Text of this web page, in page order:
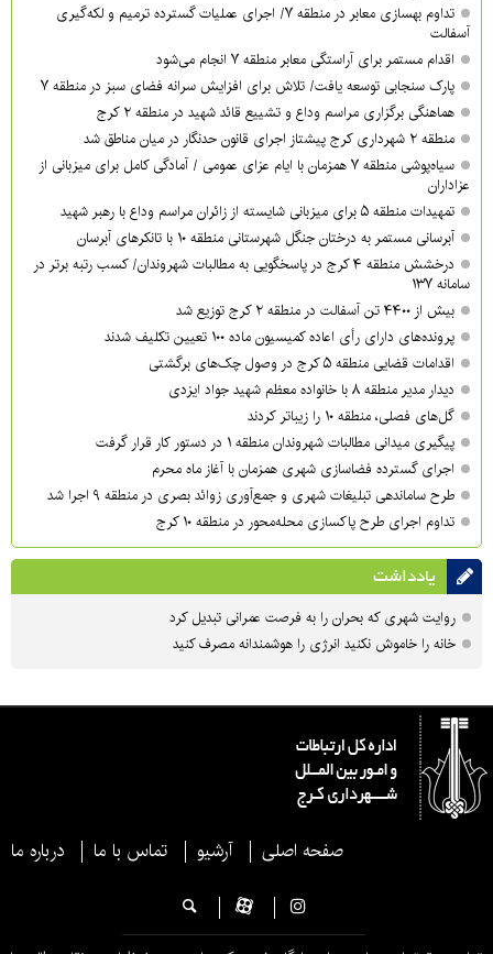
تداوم بهسازی معابر در منطقه ۷/ اجرای عملیات گسترده ترمیم و لکه‌گیری
آسفالت
اقدام مستمر برای آراستگی معابر منطقه ۷ انجام می‌شود
پارک سنجابی توسعه یافت/ تلاش برای افزایش سرانه فضای سبز در منطقه ۷
هماهنگی برگزاری مراسم وداع و تشییع قائد شهید در منطقه ۲ کرج
منطقه ۲ شهرداری کرج پیشتاز اجرای قانون حدنگار در میان مناطق شد
سیاه‌پوشی منطقه ۷ همزمان با ایام عزای عمومی / آمادگی کامل برای میزبانی از
عزاداران
تمهیدات منطقه ۵ برای میزبانی شایسته از زائران مراسم وداع با رهبر شهید
آبرسانی مستمر به درختان جنگل شهرستانی منطقه ۱۰ با تانکرهای آبرسان
درخشش منطقه ۴ کرج در پاسخگویی به مطالبات شهروندان/ کسب رتبه برتر در
سامانه ۱۳۷
بیش از ۴۴۰۰ تن آسفالت در منطقه ۲ کرج توزیع شد
پرونده‌های دارای رأی اعاده کمیسیون ماده ۱۰۰ تعیین تکلیف شدند
اقدامات قضایی منطقه ۵ کرج در وصول چک‌های برگشتی
دیدار مدیر منطقه ۸ با خانواده معظم شهید جواد ایزدی
گل‌های فصلی، منطقه ۱۰ را زیباتر کردند
پیگیری میدانی مطالبات شهروندان منطقه ۱ در دستور کار قرار گرفت
اجرای گسترده فضاسازی شهری همزمان با آغاز ماه محرم
طرح ساماندهی تبلیغات شهری و جمع‌آوری زوائد بصری در منطقه ۹ اجرا شد
تداوم اجرای طرح پاکسازی محله‌محور در منطقه ۱۰ کرج
یادداشت
روایت شهری که بحران را به فرصت عمرانی تبدیل کرد
خانه را خاموش نکنید انرژی را هوشمندانه مصرف کنید
صفحه اصلی آرشیو تماس با ما درباره ما